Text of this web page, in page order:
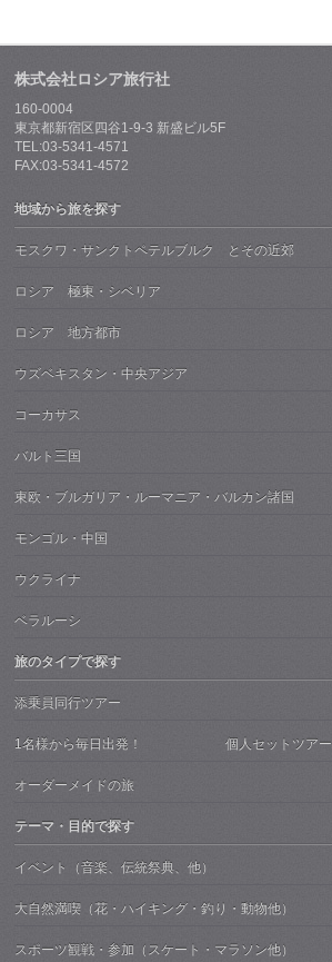
株式会社ロシア旅行社
160-0004
東京都新宿区四谷1-9-3 新盛ビル5F
TEL:03-5341-4571
FAX:03-5341-4572
地域から旅を探す
モスクワ・サンクトペテルブルク とその近郊
ロシア 極東・シベリア
ロシア 地方都市
ウズベキスタン・中央アジア
コーカサス
バルト三国
東欧・ブルガリア・ルーマニア・バルカン諸国
モンゴル・中国
ウクライナ
ベラルーシ
旅のタイプで探す
添乗員同行ツアー
1名様から毎日出発！ 個人セットツアー
オーダーメイドの旅
テーマ・目的で探す
イベント（音楽、伝統祭典、他）
大自然満喫（花・ハイキング・釣り・動物他）
スポーツ観戦・参加（スケート・マラソン他）